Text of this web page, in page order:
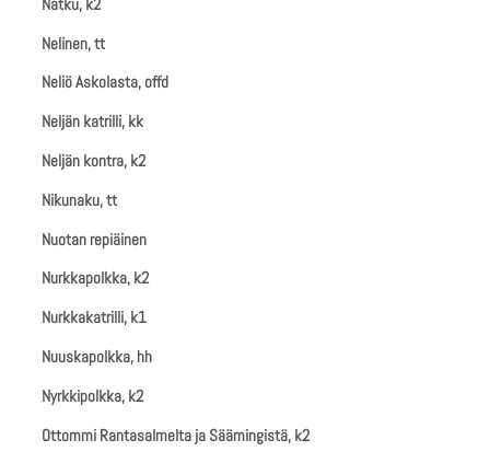
Natku, k2
Nelinen, tt
Neliö Askolasta, offd
Neljän katrilli, kk
Neljän kontra, k2
Nikunaku, tt
Nuotan repiäinen
Nurkkapolkka, k2
Nurkkakatrilli, k1
Nuuskapolkka, hh
Nyrkkipolkka, k2
Ottommi Rantasalmelta ja Säämingistä, k2